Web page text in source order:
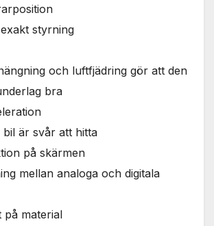
styrning
och luftfjädring gör att den
bra
är svår att hitta
på skärmen
mellan analoga och digitala
på material